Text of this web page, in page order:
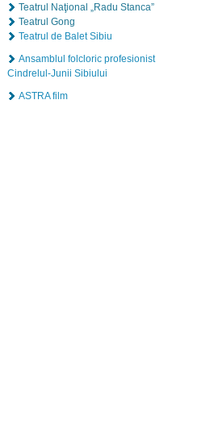
Teatrul Naţional „Radu Stanca”
Teatrul Gong
Teatrul de Balet Sibiu
Ansamblul folcloric profesionist
Cindrelul-Junii Sibiului
ASTRA film